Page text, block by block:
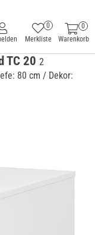
0
Warenkorb
Merkliste
0
TC 20 2
80 cm / Dekor: